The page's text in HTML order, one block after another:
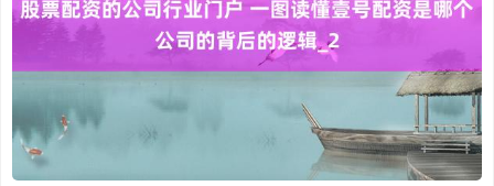
上证综指 3940.04 +39.68 +1.02%